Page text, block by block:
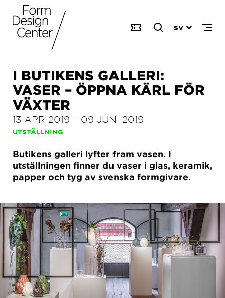
SV
I BUTIKENS GALLERI:
VASER – ÖPPNA KÄRL FÖR
VÄXTER
13 APR 2019 – 09 JUNI 2019
UTSTÄLLNING
Butikens galleri lyfter fram vasen. I
utställningen finner du vaser i glas, keramik,
papper och tyg av svenska formgivare.